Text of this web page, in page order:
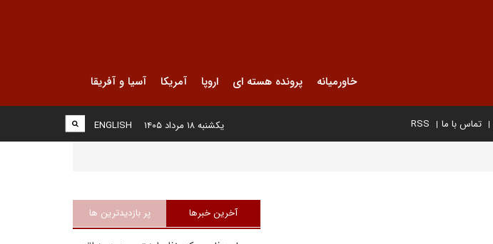
خاورمیانه پرونده هسته ای اروپا آمریکا آسیا و آفریقا
تماس با ما RSS
ENGLISH یکشنبه ۱۸ مرداد ۱۴۰۵
آخرین خبرها پر بازدیدترین ها